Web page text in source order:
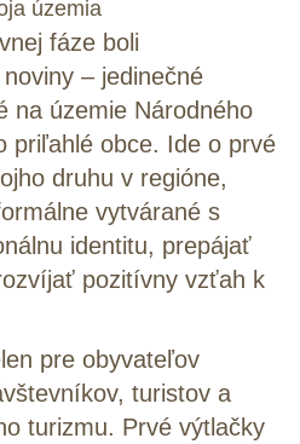
fáze boli
– jedinečné
na územie Národného
priľahlé obce. Ide o prvé
druhu v regióne,
vytvárané s
identitu, prepájať
pozitívny vzťah k
pre obyvateľov
turistov a
turizmu. Prvé výtlačky